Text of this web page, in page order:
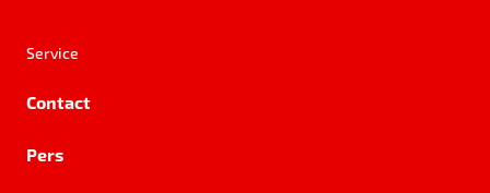
Service
Contact
Pers